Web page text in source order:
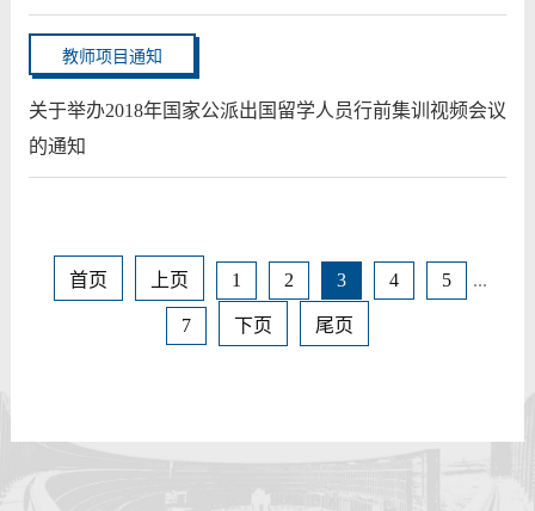
教师项目通知
关于举办2018年国家公派出国留学人员行前集训视频会议
的通知
首页 上页 1 2 3 4 5 ...
7 下页 尾页